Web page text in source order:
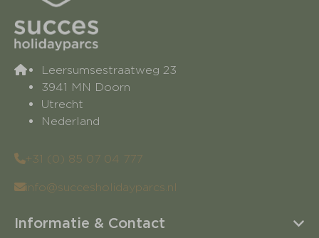
Leersumsestraatweg 23
3941 MN Doorn
Utrecht
Nederland
+31 (0) 85 07 04 777
info@succesholidayparcs.nl
Informatie & Contact